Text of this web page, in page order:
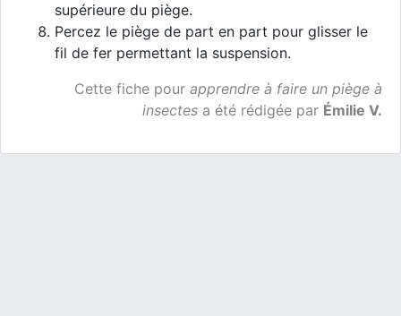
supérieure du piège.
Percez le piège de part en part pour glisser le
fil de fer permettant la suspension.
Cette fiche pour apprendre à faire un piège à
insectes a été rédigée par Émilie V.